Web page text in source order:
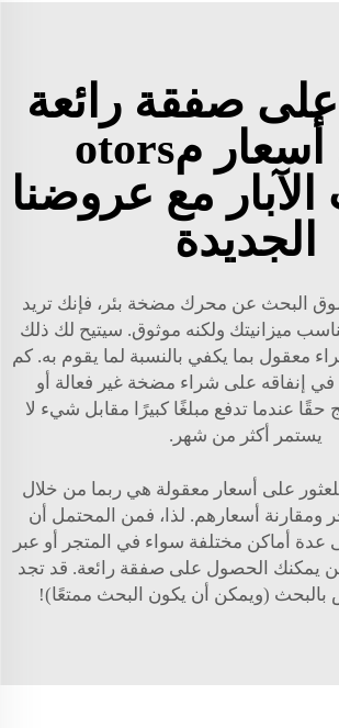
صفقة رائعة
على أسعار مotors
مع عروضنا
الجديدة
البحث عن محرك مضخة بئر، فإنك تريد
ميزانيتك ولكنه موثوق. سيتيح لك ذلك
معقول بما يكفي بالنسبة لما يقوم به. كم
إنفاقه على شراء مضخة غير فعالة أو
عندما تدفع مبلغًا كبيرًا مقابل شيء لا
يستمر أكثر من شهر.
على أسعار معقولة هي ربما من خلال
ومقارنة أسعارهم. لذا، فمن المحتمل أن
أماكن مختلفة سواء في المتجر أو عبر
أين يمكنك الحصول على صفقة رائعة. قد تجد
بالبحث (ويمكن أن يكون البحث ممتعًا)!